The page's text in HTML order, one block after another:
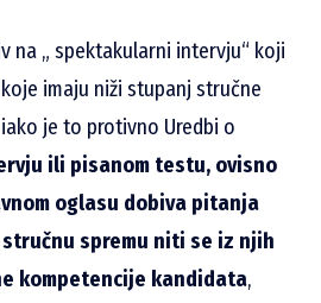
na „ spektakularni intervju“ koji
imaju niži stupanj stručne
je to protivno Uredbi o
ili pisanom testu, ovisno
oglasu dobiva pitanja
spremu niti se iz njih
kompetencije kandidata,